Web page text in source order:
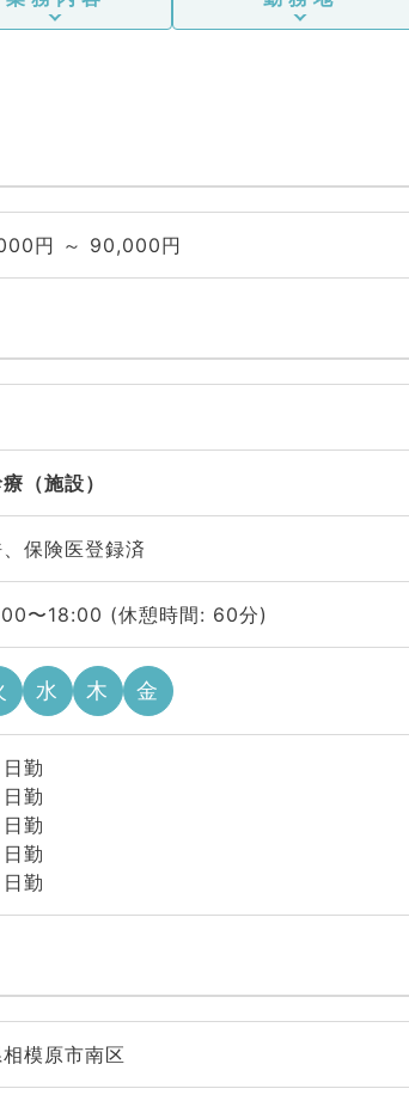
円 ～ 90,000円
（施設）
保険医登録済
〜18:00 (休憩時間: 60分)
水 木 金
勤
勤
勤
勤
勤
模原市南区